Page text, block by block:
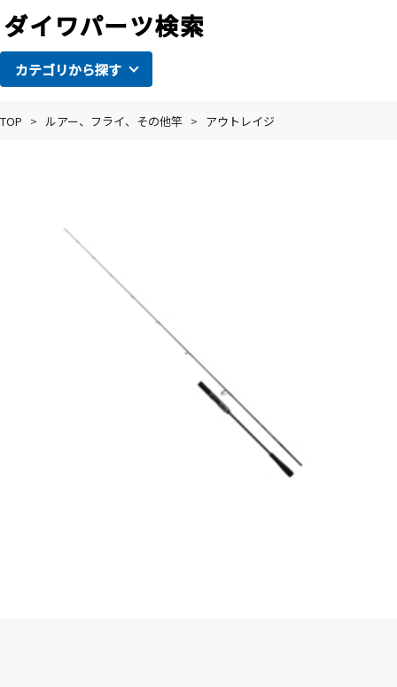
カテゴリから探す
TOP > ルアー、フライ、その他竿 > アウトレイジ